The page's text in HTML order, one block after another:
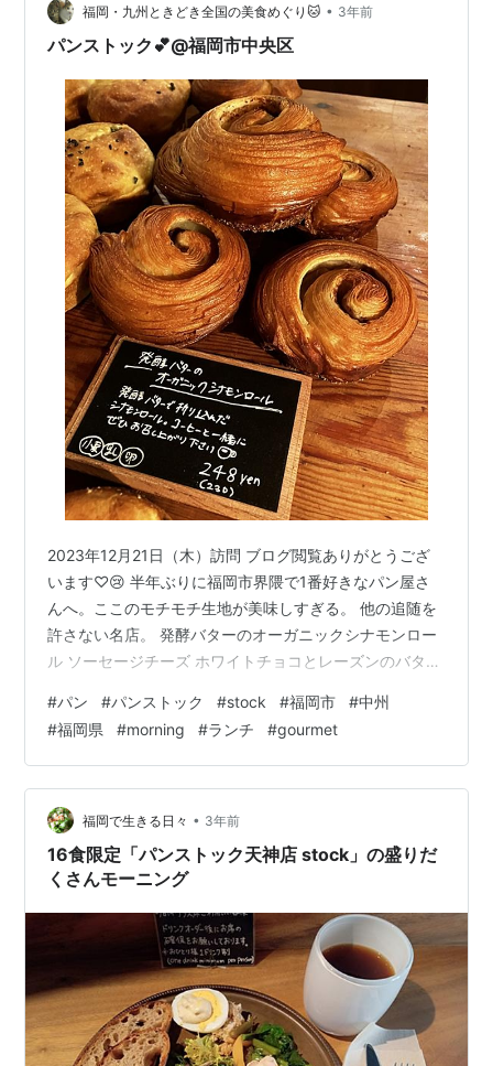
過） 写真審査に関しては、別の場所で似たような…
福岡・九州ときどき全国の美食めぐり🐱 • 3年前
パンストック💕@福岡市中央区
2023年12月21日（木）訪問 ブログ閲覧ありがとうござ
います♡😢 半年ぶりに福岡市界隈で1番好きなパン屋さ
んへ。ここのモチモチ生地が美味しすぎる。 他の追随を
許さない名店。 発酵バターのオーガニックシナモンロー
ル ソーセージチーズ ホワイトチョコとレーズンのバター
ブ アラレちゃん ソウルサンド クリームパン 名物ストッ
クたち❤️モチモチ❤️ 惣菜系も豊富✨ 甘い系も♡ ラズベリ
ーと苺🍓のカヌレ カボチャ生地がgood😢 大好きなブリ
オッシュロール😍❤️ ハードに見えるのにモチモチ生地な
のがたまらんッ♡😢 塩バター カレーパン たくさん買…
#パン #パンストック #stock #福岡市 #中州
#福岡県 #morning #ランチ #gourmet
福岡で生きる日々 • 3年前
16食限定「パンストック天神店 stock」の盛りだ
くさんモーニング